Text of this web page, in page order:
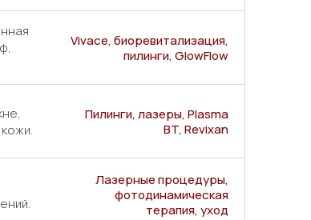
Vivace, биоревитализация,
пилинги, GlowFlow
Пилинги, лазеры, Plasma
BT, Revixan
Лазерные процедуры,
фотодинамическая
терапия, уход